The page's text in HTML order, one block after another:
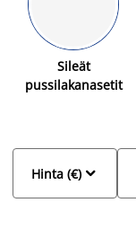
Sileät
pussilakanasetit

Hinta (€)